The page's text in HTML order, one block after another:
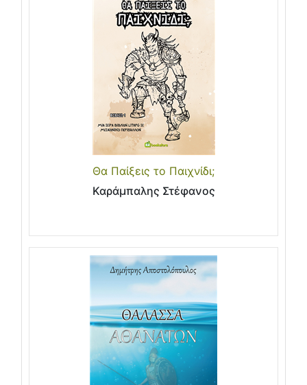
Θα Παίξεις το Παιχνίδι;
Καράμπαλης Στέφανος